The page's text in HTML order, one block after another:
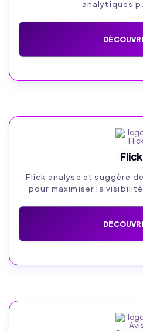
analytiques
Flick
Flick analyse et suggère
pour maximiser la